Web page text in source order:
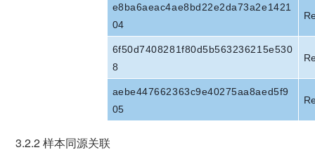
e8ba6aeac4ae8bd22e2da73a2e1421
04
6f50d7408281f80d5b563236215e530
8
aebe447662363c9e40275aa8aed5f9
05
3.2.2 样本同源关联